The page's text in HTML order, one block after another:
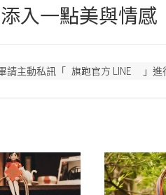
入一點美與情感
請主動私訊「 旗跑官方 LINE
」進